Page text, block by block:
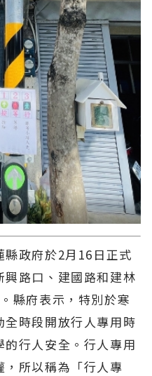
政府於2月16日正式
路口、建國路和建林
縣府表示，特別於寒
時段開放行人專用時
行人安全。行人專用
所以稱為「行人專